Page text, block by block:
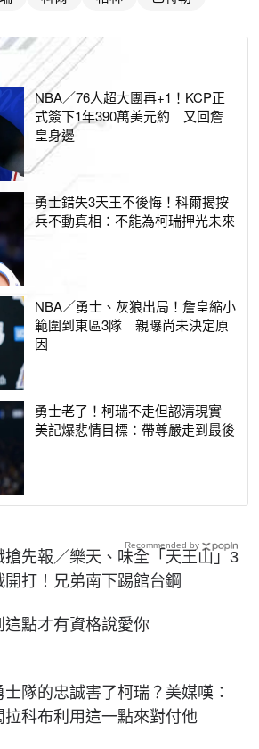
NBA／76人超大團再+1！KCP正
式簽下1年390萬美元約 又回詹
皇身邊
勇士錯失3天王不後悔！科爾揭按
兵不動真相：不能為柯瑞押光未來
NBA／勇士、灰狼出局！詹皇縮小
範圍到東區3隊 親曝尚未決定原
因
勇士老了！柯瑞不走但認清現實
美記爆悲情目標：帶尊嚴走到最後
搶先報／樂天、味全「天王山」3
開打！兄弟南下踢館台鋼
這點才有資格說愛你
士隊的忠誠害了柯瑞？美媒嘆：
拉科布利用這一點來對付他
Recommended by